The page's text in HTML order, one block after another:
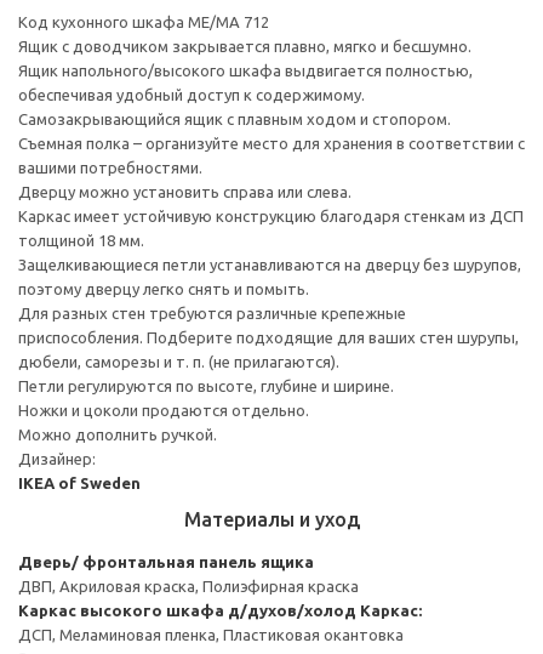
Код кухонного шкафа ME/MA 712
Ящик с доводчиком закрывается плавно, мягко и бесшумно.
Ящик напольного/высокого шкафа выдвигается полностью,
обеспечивая удобный доступ к содержимому.
Cамозакрывающийся ящик с плавным ходом и стопором.
Съемная полка – организуйте место для хранения в соответствии с
вашими потребностями.
Дверцу можно установить справа или слева.
Каркас имеет устойчивую конструкцию благодаря стенкам из ДСП
толщиной 18 мм.
Защелкивающиеся петли устанавливаются на дверцу без шурупов,
поэтому дверцу легко снять и помыть.
Для разных стен требуются различные крепежные
приспособления. Подберите подходящие для ваших стен шурупы,
дюбели, саморезы и т. п. (не прилагаются).
Петли регулируются по высоте, глубине и ширине.
Ножки и цоколи продаются отдельно.
Можно дополнить ручкой.
Дизайнер:
IKEA of Sweden
Материалы и уход
Дверь/ фронтальная панель ящика
ДВП, Акриловая краска, Полиэфирная краска
Каркас высокого шкафа д/духов/холод Каркас:
ДСП, Меламиновая пленка, Пластиковая окантовка